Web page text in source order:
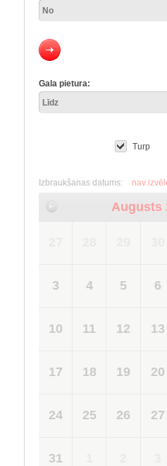
Gala pietura:
Turp
Izbraukšanas datums: nav
Augusts
3 4 5 6
10 11 12 13
17 18 19 20
24 25 26 27
31